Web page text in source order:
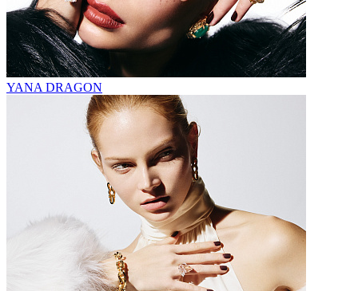
YANA DRAGON